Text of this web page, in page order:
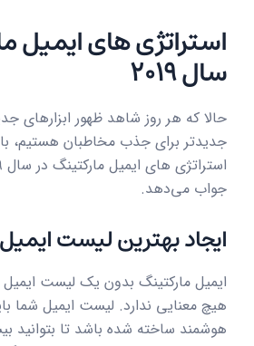
استراتژی های ایمیل
سال ۲۰۱۹
حالا که هر روز شاهد ظهور ابزارهای
جدیدتر برای جذب مخاطبان هستیم،
جواب می‌دهد.
ایجاد بهترین لیست ایمیل
ایمیل مارکتینگ بدون یک لیست
هیچ معنایی ندارد. لیست ایمیل شما
هوشمند ساخته شده باشد تا بتوانید